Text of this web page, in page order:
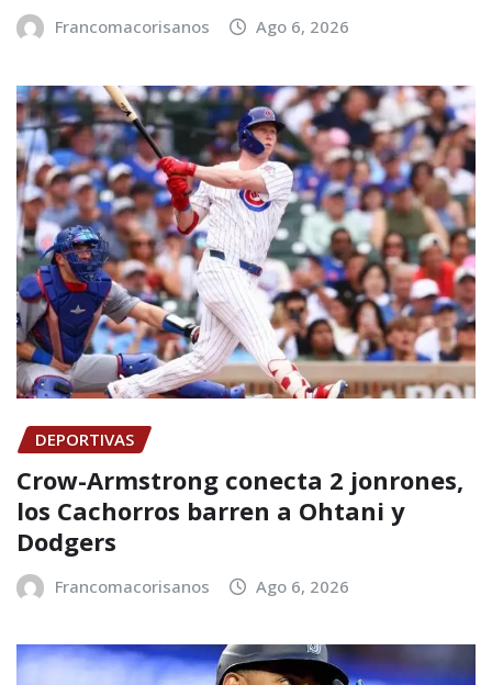
Francomacorisanos Ago 6, 2026
DEPORTIVAS
Crow-Armstrong conecta 2 jonrones,
los Cachorros barren a Ohtani y
Dodgers
Francomacorisanos Ago 6, 2026